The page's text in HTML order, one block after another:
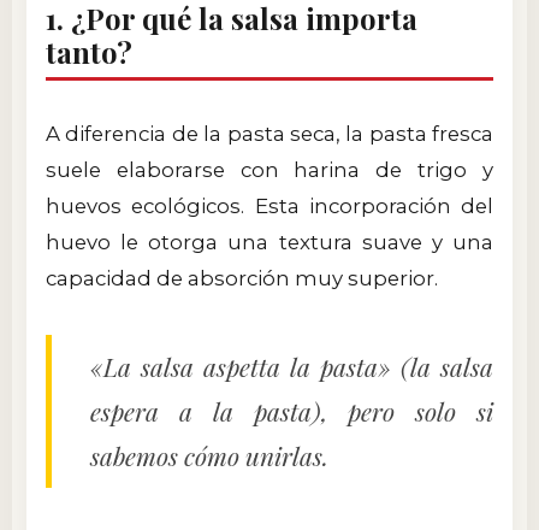
1. ¿Por qué la salsa importa
tanto?
A diferencia de la pasta seca, la pasta fresca
suele elaborarse con harina de trigo y
huevos ecológicos. Esta incorporación del
huevo le otorga una textura suave y una
capacidad de absorción muy superior.
«La salsa aspetta la pasta» (la salsa
espera a la pasta), pero solo si
sabemos cómo unirlas.